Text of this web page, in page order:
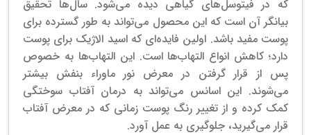
که در فیتوسل‌های گیاهی دیده می‌شود. سال‌ها تحقیق
بیانگر آن است که این محصول می‌تواند به طور گسترده برای
پوست مفید باشد. اولین فایده‌‌ای که اسید الاژیک برای پوست
دارد؛ کاهش انواع التهاب‌ها است. این التهاب‌ها به خصوص
پس از قرار گرفتن در معرض نور ماوراء بنفش بیشتر
می‌شوند. این اسانس می‌تواند به درمان آفتاب سوختگی
کمک کرده و از تغییر رنگ پوست زمانی که در معرض آفتاب
قرار می‌گیرید، جلوگیری به عمل آورد.